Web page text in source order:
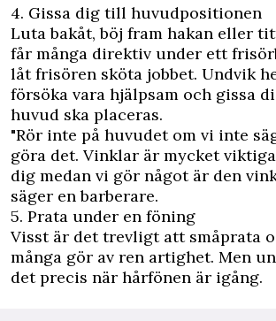
4. Gissa dig till huvudpositionen
Luta bakåt, böj fram hakan eller
får många direktiv under ett
låt frisören sköta jobbet. Undvik
försöka vara hjälpsam och gissa
huvud ska placeras.
"Rör inte på huvudet om vi inte
göra det. Vinklar är mycket
dig medan vi gör något är den
säger en barberare.
5. Prata under en föning
Visst är det trevligt att småprata
många gör av ren artighet. Men
det precis när hårfönen är igång.